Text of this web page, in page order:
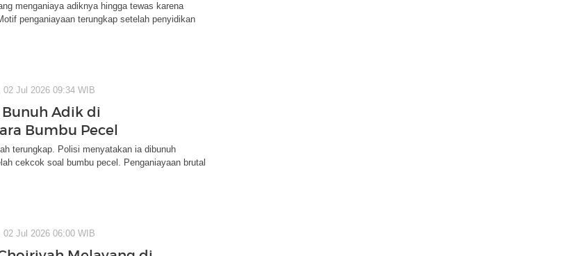
menganiaya adiknya hingga tewas karena
penganiayaan terungkap setelah penyidikan
02 Jul 2026 09:34 WIB
Adik di
Bumbu Pecel
terungkap. Polisi menyatakan ia dibunuh
cekcok soal bumbu pecel. Penganiayaan brutal
02 Jul 2026 06:00 WIB